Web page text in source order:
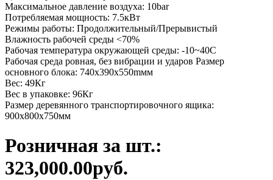
Максимальное давление воздуха: 10bar
Потребляемая мощность: 7.5кВт
Режимы работы: Продолжительный/Прерывистый
Влажность рабочей среды <70%
Рабочая температура окружающей среды: -10~40С
Рабочая среда ровная, без вибрации и ударов Размер
основного блока: 740х390х550mмм
Вес: 49Кг
Вес в упаковке: 96Кг
Размер деревянного транспортировочного ящика:
900х800х750мм
Розничная за шт.:
323,000.00руб.